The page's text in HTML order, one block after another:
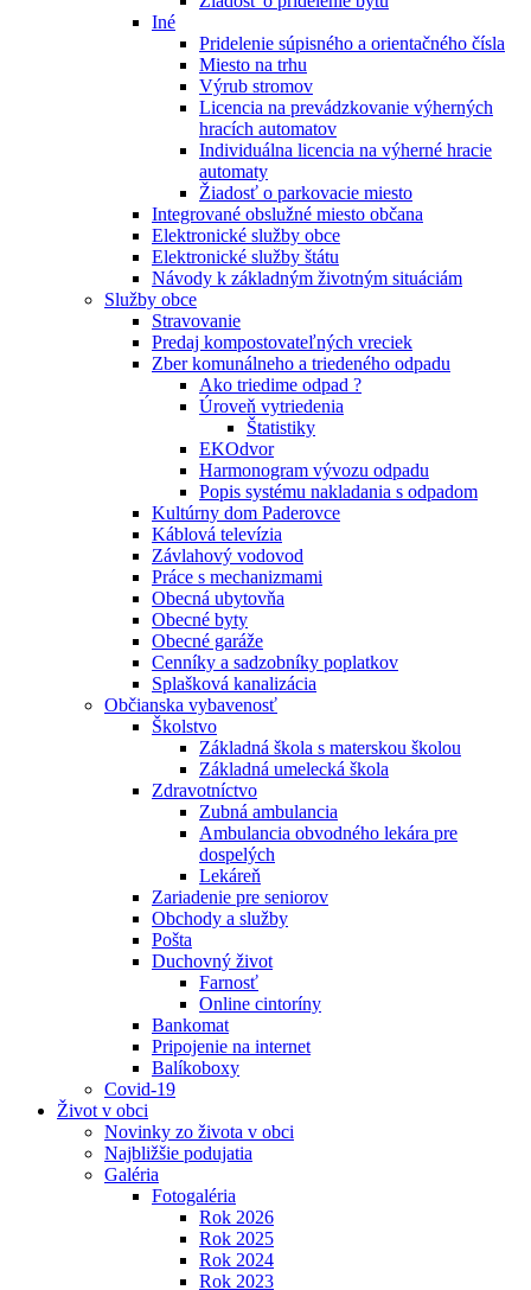
Iné
Pridelenie súpisného a orientačného čísla
Miesto na trhu
Výrub stromov
Licencia na prevádzkovanie výherných
hracích automatov
Individuálna licencia na výherné hracie
automaty
Žiadosť o parkovacie miesto
Integrované obslužné miesto občana
Elektronické služby obce
Elektronické služby štátu
Návody k základným životným situáciám
Služby obce
Stravovanie
Predaj kompostovateľných vreciek
Zber komunálneho a triedeného odpadu
Ako triedime odpad ?
Úroveň vytriedenia
Štatistiky
EKOdvor
Harmonogram vývozu odpadu
Popis systému nakladania s odpadom
Kultúrny dom Paderovce
Káblová televízia
Závlahový vodovod
Práce s mechanizmami
Obecná ubytovňa
Obecné byty
Obecné garáže
Cenníky a sadzobníky poplatkov
Splašková kanalizácia
Občianska vybavenosť
Školstvo
Základná škola s materskou školou
Základná umelecká škola
Zdravotníctvo
Zubná ambulancia
Ambulancia obvodného lekára pre
dospelých
Lekáreň
Zariadenie pre seniorov
Obchody a služby
Pošta
Duchovný život
Farnosť
Online cintoríny
Bankomat
Pripojenie na internet
Balíkoboxy
Covid-19
Život v obci
Novinky zo života v obci
Najbližšie podujatia
Galéria
Fotogaléria
Rok 2026
Rok 2025
Rok 2024
Rok 2023